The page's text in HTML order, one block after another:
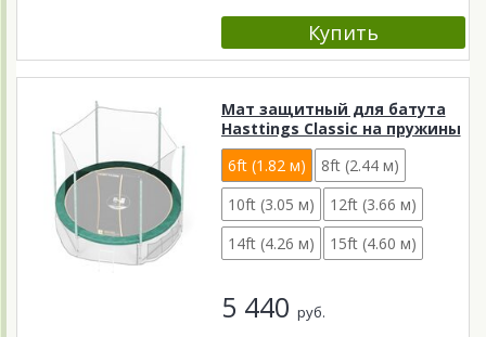
Мат защитный для батута
Hasttings Classic на пружины
6ft (1.82 м)
8ft (2.44 м)
10ft (3.05 м)
12ft (3.66 м)
14ft (4.26 м)
15ft (4.60 м)
5 440 руб.